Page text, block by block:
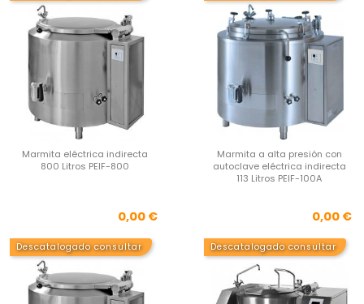
Marmita eléctrica indirecta
800 Litros PEIF-800
Precio
0,00 €
Marmita a alta presión con
autoclave eléctrica indirecta
113 Litros PEIF-100A
0,00 €
Descatalogado consultar Descatalogado consultar